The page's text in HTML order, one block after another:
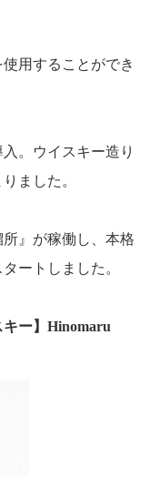
用することができ
。ウイスキー造り
ました。
』が稼働し、本格
ートしました。
キー】Hinomaru